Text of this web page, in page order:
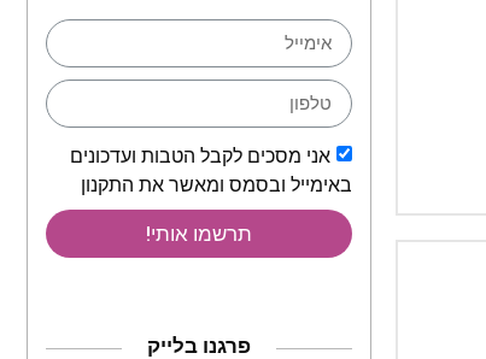
אני מסכים לקבל הטבות ועדכונים
באימייל ובסמס ומאשר את התקנון
תרשמו אותי!
פרגנו בלייק